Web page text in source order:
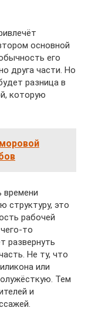
основной
его
друга части. Но
разница в
которую
времени
структуру, это
рабочей
то
развернуть
Не ту, что
или
Тем
и